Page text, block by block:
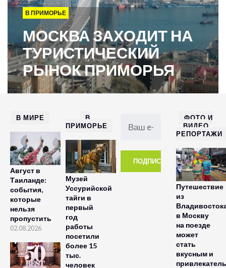
В ПРИМОРЬЕ
МОСКВА ЗАХОДИТ НА
ТУРИСТИЧЕСКИЙ
РЫНОК ПРИМОРЬЯ
В МИРЕ
Август в
Таиланде:
события,
которые
нельзя
пропустить
02.08.2026
В
ПРИМОРЬЕ
Музей
Уссурийской
тайги в
первый
год
работы
посетили
более 15
тыс.
человек
ФОТО И
ВИДЕО
РЕПОРТАЖИ
Путешествие
из
в Москву
на поезде
может
стать
вкусным и